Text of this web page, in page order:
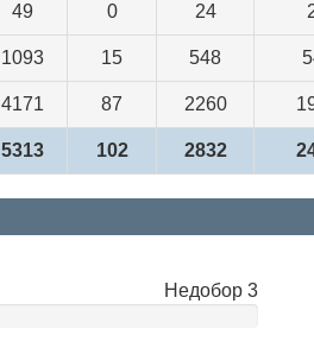
49 0 24
1093 15 548
4171 87 2260
5313 102 2832
Недобор 3